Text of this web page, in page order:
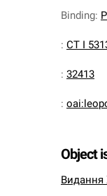
Binding:
: CT I
: 32413
:
Object
Видання